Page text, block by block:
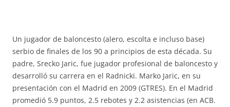
Un jugador de baloncesto (alero, escolta e incluso base)
serbio de finales de los 90 a principios de esta década. Su
padre, Srecko Jaric, fue jugador profesional de baloncesto y
desarrolló su carrera en el Radnicki. Marko Jaric, en su
presentación con el Madrid en 2009 (GTRES). En el Madrid
promedió 5.9 puntos, 2.5 rebotes y 2.2 asistencias (en ACB.